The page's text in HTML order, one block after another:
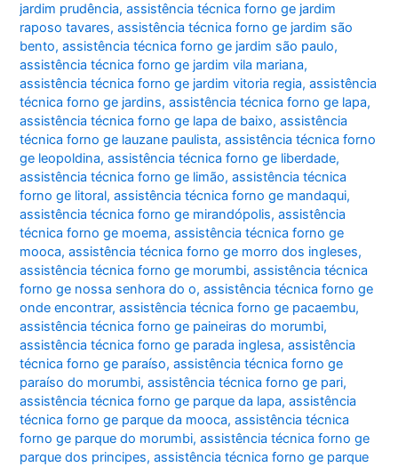
jardim prudência,assistência técnica forno ge jardim
raposo tavares,assistência técnica forno ge jardim são
bento,assistência técnica forno ge jardim são paulo,
assistência técnica forno ge jardim vila mariana,
assistência técnica forno ge jardim vitoria regia,assistência
técnica forno ge jardins,assistência técnica forno ge lapa,
assistência técnica forno ge lapa de baixo,assistência
técnica forno ge lauzane paulista,assistência técnica forno
ge leopoldina,assistência técnica forno ge liberdade,
assistência técnica forno ge limão,assistência técnica
forno ge litoral,assistência técnica forno ge mandaqui,
assistência técnica forno ge mirandópolis,assistência
técnica forno ge moema,assistência técnica forno ge
mooca,assistência técnica forno ge morro dos ingleses,
assistência técnica forno ge morumbi,assistência técnica
forno ge nossa senhora do o,assistência técnica forno ge
onde encontrar,assistência técnica forno ge pacaembu,
assistência técnica forno ge paineiras do morumbi,
assistência técnica forno ge parada inglesa,assistência
técnica forno ge paraíso,assistência técnica forno ge
paraíso do morumbi,assistência técnica forno ge pari,
assistência técnica forno ge parque da lapa,assistência
técnica forno ge parque da mooca,assistência técnica
forno ge parque do morumbi,assistência técnica forno ge
parque dos principes,assistência técnica forno ge parque